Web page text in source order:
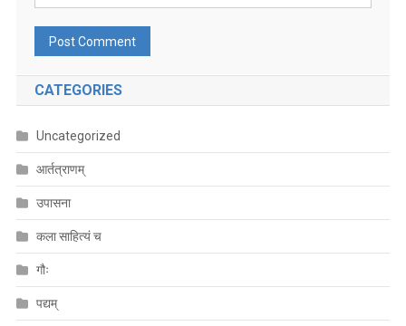
CATEGORIES
Uncategorized
आर्तत्राणम्
उपासना
कला साहित्यं च
गौः
पद्यम्